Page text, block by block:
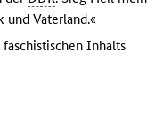
und Vaterland.«
Inhalts